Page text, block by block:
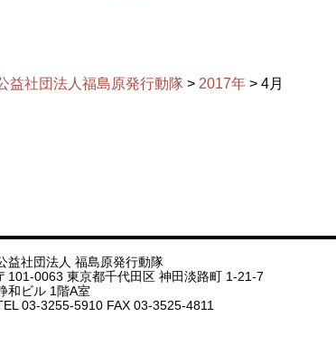
益社団法人福島原発行動隊 > 2017年 > 4月
益社団法人 福島原発行動隊
101-0063 東京都千代田区 神田淡路町 1-21-7
和ビル 1階A室
03-3255-5910 FAX 03-3525-4811